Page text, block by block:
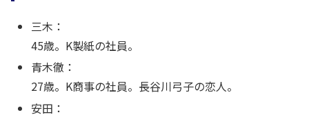
三木：
45歳。K製紙の社員。
青木徹：
27歳。K商事の社員。長谷川弓子の恋人。
安田：